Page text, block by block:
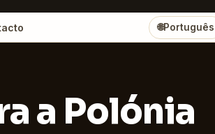
🌐Português
a Polónia